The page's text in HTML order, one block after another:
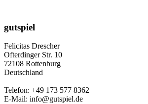
gutspiel
Felicitas Drescher
Ofterdinger Str. 10
72108 Rottenburg
Deutschland
Telefon: +49 173 577 8362
E-Mail: info@gutspiel.de